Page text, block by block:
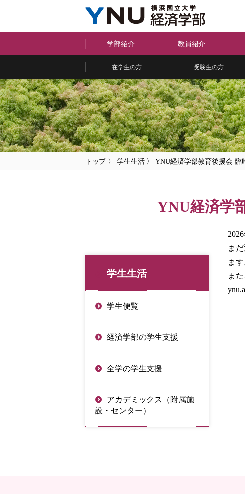
学部紹介 教員紹介
在学生の方 受験生の方
トップ〉 学生生活 〉 YNU経済学部教育後援会 臨
YNU経済学
ま
ます
ま
学生生活
学生便覧
経済学部の学生支援
全学の学生支援
アカデミックス（附属施
設・センター）